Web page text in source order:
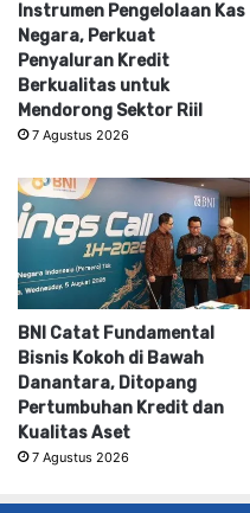
Instrumen Pengelolaan Kas
Negara, Perkuat
Penyaluran Kredit
Berkualitas untuk
Mendorong Sektor Riil
7 Agustus 2026
BNI Catat Fundamental
Bisnis Kokoh di Bawah
Danantara, Ditopang
Pertumbuhan Kredit dan
Kualitas Aset
7 Agustus 2026